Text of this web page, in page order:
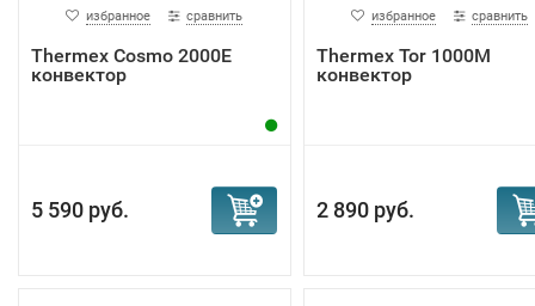
избранное сравнить
Тhermex Cosmo 2000E
конвектор
5 590 руб.
избранное сравнить
Тhermex Tor 1000M
конвектор
2 890 руб.